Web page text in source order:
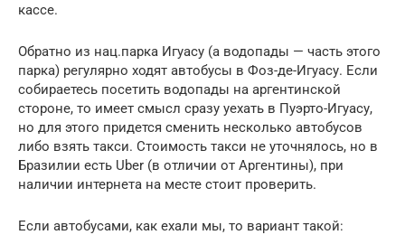
кассе.
Обратно из нац.парка Игуасу (а водопады — часть этого
парка) регулярно ходят автобусы в Фоз-де-Игуасу. Если
собираетесь посетить водопады на аргентинской
стороне, то имеет смысл сразу уехать в Пуэрто-Игуасу,
но для этого придется сменить несколько автобусов
либо взять такси. Стоимость такси не уточнялось, но в
Бразилии есть Uber (в отличии от Аргентины), при
наличии интернета на месте стоит проверить.
Если автобусами, как ехали мы, то вариант такой: